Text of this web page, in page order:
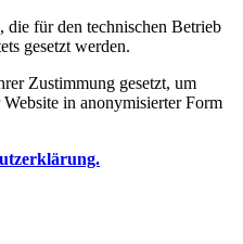
die für den technischen Betrieb
gesetzt werden.
Zustimmung gesetzt, um
in anonymisierter Form